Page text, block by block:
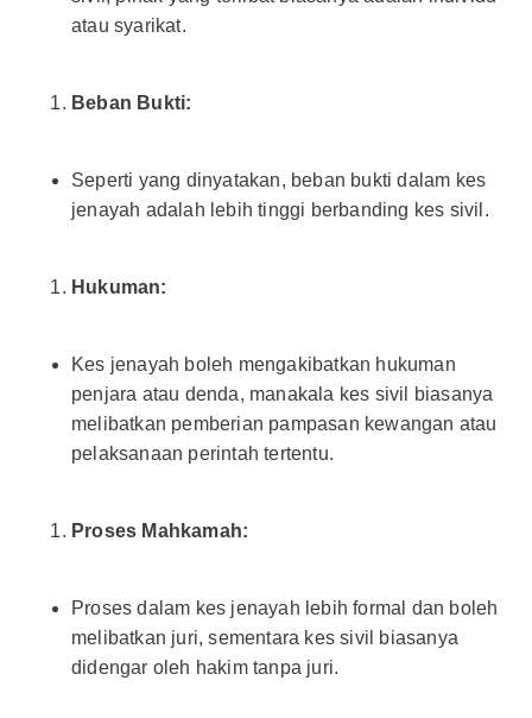
atau syarikat.
Beban Bukti:
Seperti yang dinyatakan, beban bukti dalam kes
jenayah adalah lebih tinggi berbanding kes sivil.
Hukuman:
Kes jenayah boleh mengakibatkan hukuman
penjara atau denda, manakala kes sivil biasanya
melibatkan pemberian pampasan kewangan atau
pelaksanaan perintah tertentu.
Proses Mahkamah:
Proses dalam kes jenayah lebih formal dan boleh
melibatkan juri, sementara kes sivil biasanya
didengar oleh hakim tanpa juri.